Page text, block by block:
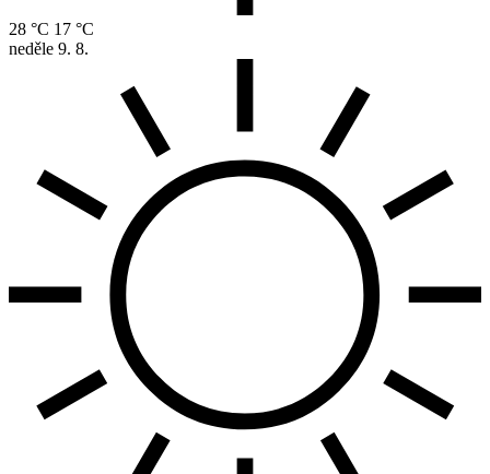
28 °C 17 °C
neděle 9. 8.